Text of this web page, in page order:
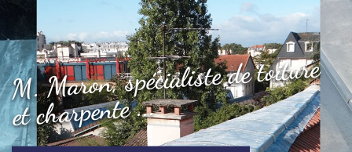
M. Maron, spécialiste de toiture
et charpente ...